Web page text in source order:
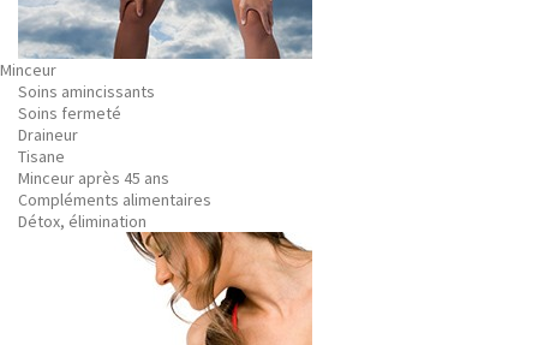
Minceur
Soins amincissants
Soins fermeté
Draineur
Tisane
Minceur après 45 ans
Compléments alimentaires
Détox, élimination